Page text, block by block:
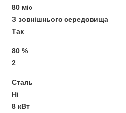
80 міс
З зовнішнього середовища
Так
80 %
2
Сталь
Ні
8 кВт